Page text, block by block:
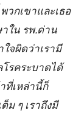
กเขาและเธอ
ใน รพ.ด่าน
จผิดว่าเรามี
รคระบาดได้
ที่เหล่านี้ก็
ม ๆ เราถึงมี